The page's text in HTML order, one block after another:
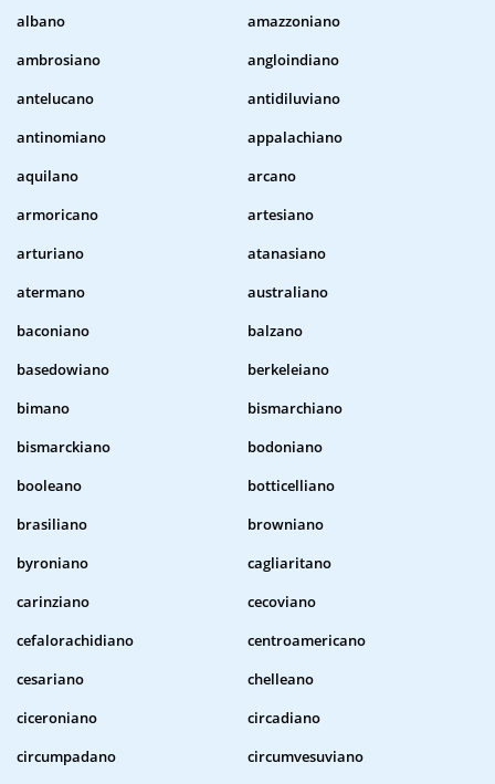
albano
amazzoniano
ambrosiano
angloindiano
antelucano
antidiluviano
antinomiano
appalachiano
aquilano
arcano
armoricano
artesiano
arturiano
atanasiano
atermano
australiano
baconiano
balzano
basedowiano
berkeleiano
bimano
bismarchiano
bismarckiano
bodoniano
booleano
botticelliano
brasiliano
browniano
byroniano
cagliaritano
carinziano
cecoviano
cefalorachidiano
centroamericano
cesariano
chelleano
ciceroniano
circadiano
circumpadano
circumvesuviano